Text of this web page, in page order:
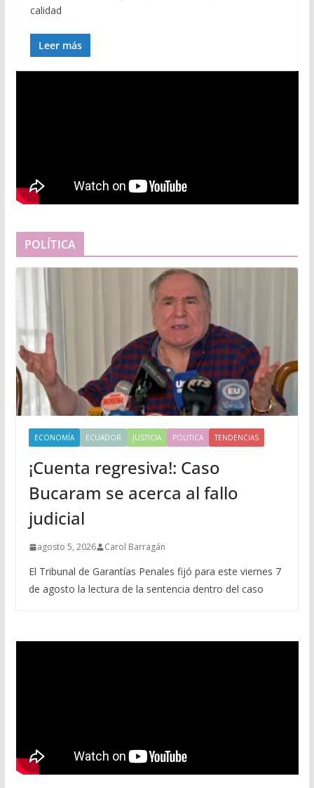
calidad
Leer más
POLÍTICA
ECONOMÍA ECUADOR JUSTICIA POLITICA TENDENCIAS
¡Cuenta regresiva!: Caso
Bucaram se acerca al fallo
judicial
agosto 5, 2026 Carol Barragán
El Tribunal de Garantías Penales fijó para este viernes 7
de agosto la lectura de la sentencia dentro del caso